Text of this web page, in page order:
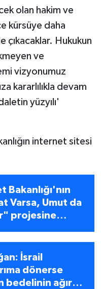
olan hakim ve
kürsüye daha
çıkacaklar. Hukukun
ve
vizyonumuz
kararlılıkla devam
yüzyılı'
internet sitesi
Bakanlığı'nın
Varsa, Umut da
projesine
İsrail
dönerse
bedelinin ağır